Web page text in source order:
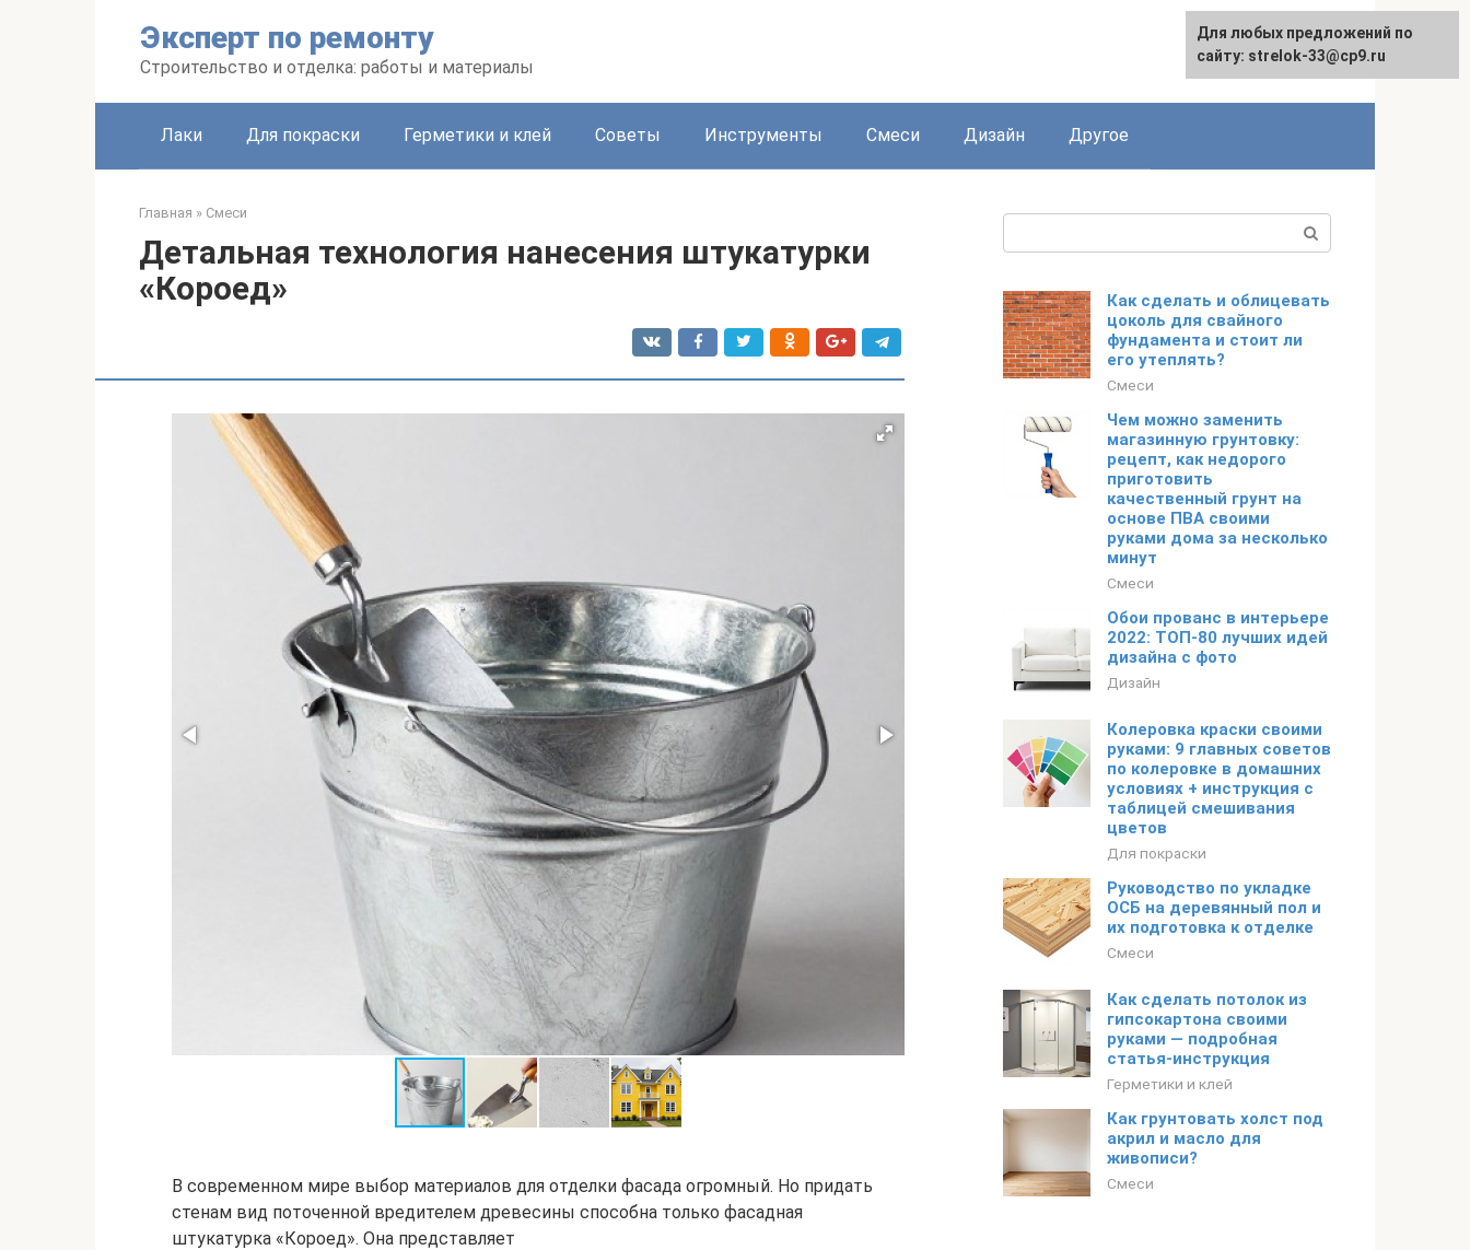
Эксперт по ремонту
Строительство и отделка: работы и материалы
Лаки Для покраски Герметики и клей Советы Инструменты Смеси Дизайн Другое
Главная » Смеси
Детальная технология нанесения штукатурки
«Короед»
В современном мире выбор материалов для отделки фасада огромный. Но придать
стенам вид поточенной вредителем древесины способна только фасадная
штукатурка «Короед». Она представляет
Как сделать и облицевать
цоколь для свайного
фундамента и стоит ли
его утеплять?
Смеси
Чем можно заменить
магазинную грунтовку:
рецепт, как недорого
приготовить
качественный грунт на
основе ПВА своими
руками дома за несколько
минут
Смеси
Обои прованс в интерьере
2022: ТОП-80 лучших идей
дизайна с фото
Дизайн
Колеровка краски своими
руками: 9 главных советов
по колеровке в домашних
условиях + инструкция с
таблицей смешивания
цветов
Для покраски
Руководство по укладке
ОСБ на деревянный пол и
их подготовка к отделке
Смеси
Как сделать потолок из
гипсокартона своими
руками — подробная
статья-инструкция
Герметики и клей
Как грунтовать холст под
акрил и масло для
живописи?
Смеси
Для любых предложений по
сайту: strelok-33@cp9.ru
Для любых предложений по
сайту: strelok-33@cp9.ru